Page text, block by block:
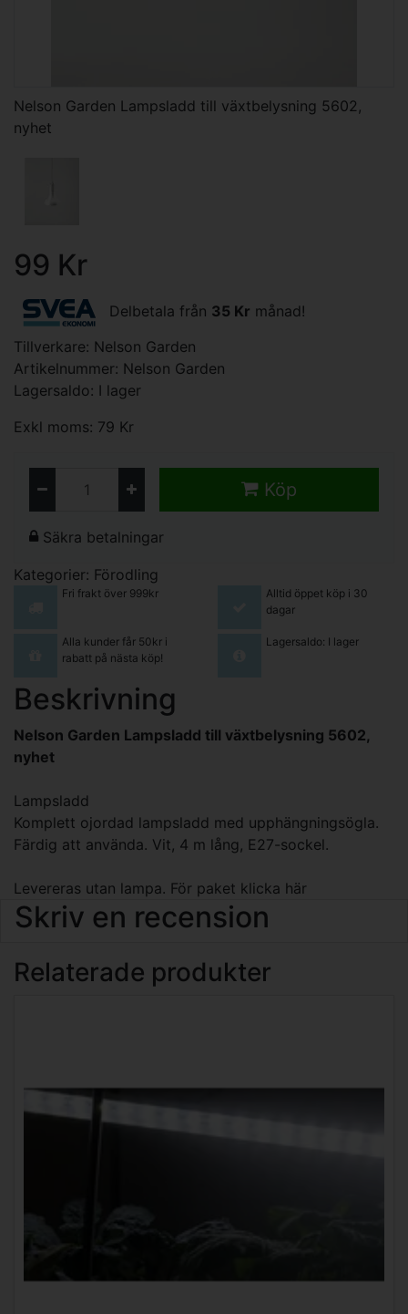
Nelson Garden Lampsladd till växtbelysning 5602,
nyhet
99 Kr
Delbetala från 35 Kr månad!
Tillverkare: Nelson Garden
Artikelnummer: Nelson Garden
Lagersaldo: I lager
Exkl moms: 79 Kr
Köp
Säkra betalningar
Kategorier: Förodling
Fri frakt över 999kr
Alltid öppet köp i 30
dagar
Alla kunder får 50kr i
rabatt på nästa köp!
Lagersaldo: I lager
Beskrivning
Nelson Garden Lampsladd till växtbelysning 5602,
nyhet
Lampsladd
Komplett ojordad lampsladd med upphängningsögla.
Färdig att använda. Vit, 4 m lång, E27-sockel.
Levereras utan lampa. För paket klicka här
Skriv en recension
Relaterade produkter